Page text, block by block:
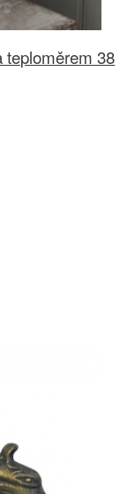
teploměrem 38